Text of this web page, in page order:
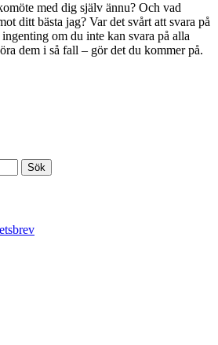
med dig själv ännu? Och vad
ditt bästa jag? Var det svårt att svara på
om du inte kan svara på alla
dem i så fall – gör det du kommer på.